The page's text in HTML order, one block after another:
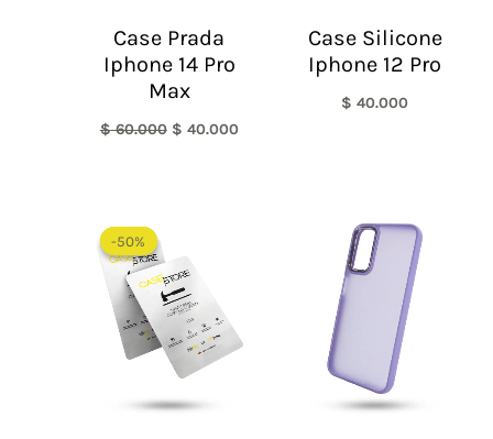
Case Prada
Iphone 14 Pro
Max
$60.000 $ 40.000
Case Silicone
Iphone 12 Pro
$ 40.000
-50%
-50%
era:
$ 60.000.